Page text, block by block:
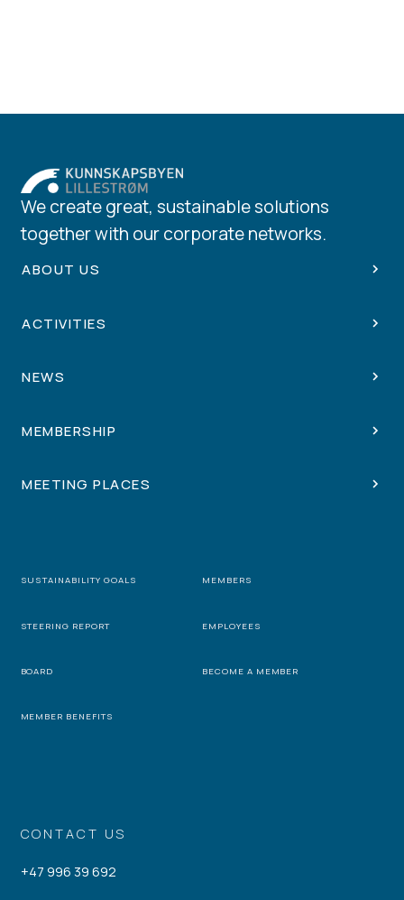
CONTACT US
+47 996 39 692
We create great, sustainable solutions
together with our corporate networks.
ABOUT US
ACTIVITIES
NEWS
MEMBERSHIP
MEETING PLACES
SUSTAINABILITY GOALS MEMBERS
STEERING REPORT EMPLOYEES
BOARD BECOME A MEMBER
MEMBER BENEFITS